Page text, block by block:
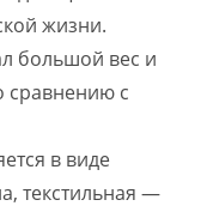
жизни.
большой вес и
сравнению с
в виде
текстильная —